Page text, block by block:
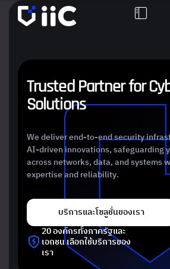
TrustedPartnerforCy
Solutions
We deliver end-to-end security
AI-driven innovations, safeguarding
across networks, data, and systems
expertise and reliability.
บริการและโซลูชั่นของเรา
20 องค์กรทั้งภาครัฐและ
เอกชน เลือกใช้บริการของ
เรา